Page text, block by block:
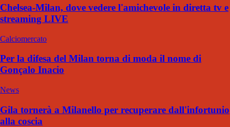
Chelsea-Milan, dove vedere l'amichevole in diretta tv e
streaming LIVE
Calciomercato
Per la difesa del Milan torna di moda il nome di
Gonçalo Inacio
News
Gila tornerà a Milanello per recuperare dall'infortunio
alla coscia